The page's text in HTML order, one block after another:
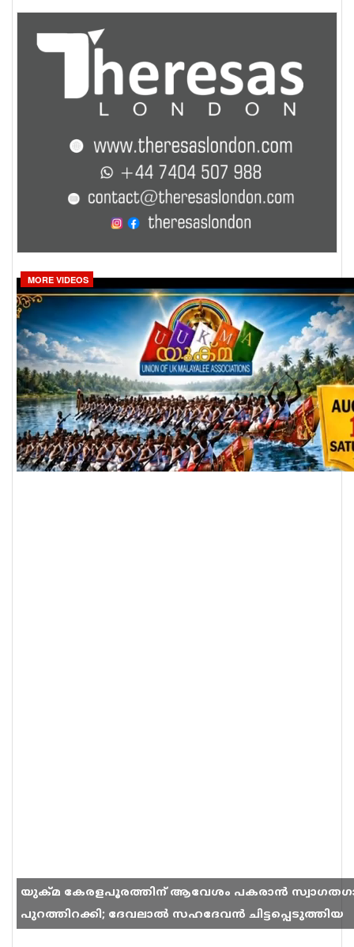
MORE VIDEOS
യുക്മ കേരളപൂരത്തിന് ആവേശം പകരാൻ
പുറത്തിറക്കി; ദേവലാൽ സഹദേവൻ ചിട്ടപ്പെടുത്തിയ